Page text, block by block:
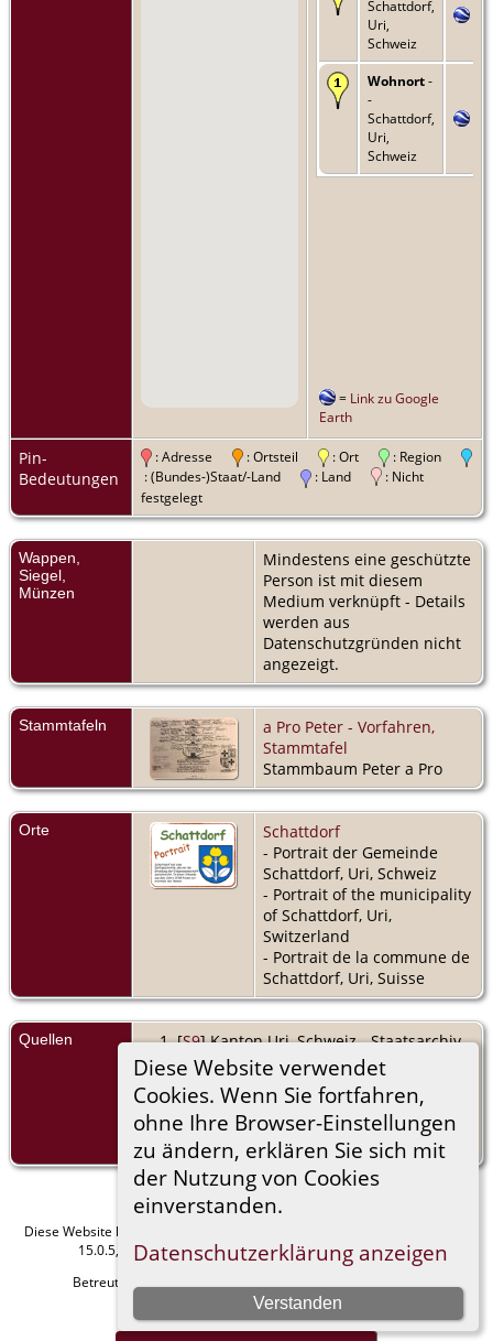
Diese Website verwendet
Cookies. Wenn Sie fortfahren,
ohne Ihre Browser-Einstellungen
zu ändern, erklären Sie sich mit
der Nutzung von Cookies
einverstanden.
Datenschutzerklärung anzeigen
Verstanden
Schattdorf,
Uri,
Schweiz
Wohnort-
-
Schattdorf,
Uri,
Schweiz
= Link zu Google
Earth
Pin-
Bedeutungen
: Adresse : Ortsteil : Ort
: Region
: (Bundes-)Staat/-Land
: Land
: Nicht
festgelegt
Wappen,
Siegel,
Münzen
Mindestens eine geschützte
Person ist mit diesem
Medium verknüpft - Details
werden aus
Datenschutzgründen nicht
angezeigt.
Stammtafeln
a Pro Peter - Vorfahren,
Stammtafel
Stammbaum Peter a Pro
Orte
Schattdorf
- Portrait der Gemeinde
Schattdorf, Uri, Schweiz
- Portrait of the municipality
of Schattdorf, Uri,
Switzerland
- Portrait de la commune de
Schattdorf, Uri, Suisse
Quellen [S9] Kanton Uri, Schweiz - Staatsarchiv,
Stammbuch 27 - Seite 19 - Püntener
37c.
[S9] Kanton Uri, Schweiz - Staatsarchiv,
Stammbuch 12 - Seite 131 - Gisler 30.
Diese Website läuft mit
15.0.5, programmiert von Darrin Lythgoe © 2001-2026.
Betreut von
Impressum